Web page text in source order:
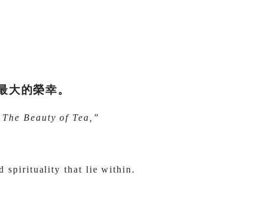
大的榮幸。
Beauty of Tea,”
spirituality that lie within.